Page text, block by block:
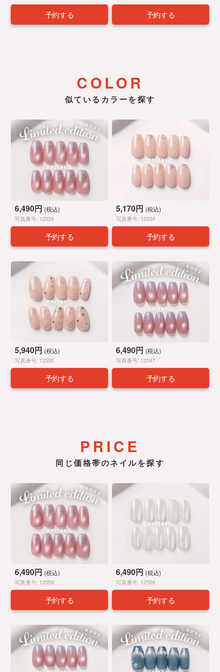
予約する 予約する
COLOR
似ているカラーを探す
6,490円 (税込)
写真番号: 12559
予約する
5,170円 (税込)
写真番号: 12554
予約する
5,940円 (税込)
写真番号: 12555
予約する
6,490円 (税込)
写真番号: 12547
予約する
PRICE
同じ価格帯のネイルを探す
6,490円 (税込)
写真番号: 12559
予約する
6,490円 (税込)
写真番号: 12558
予約する